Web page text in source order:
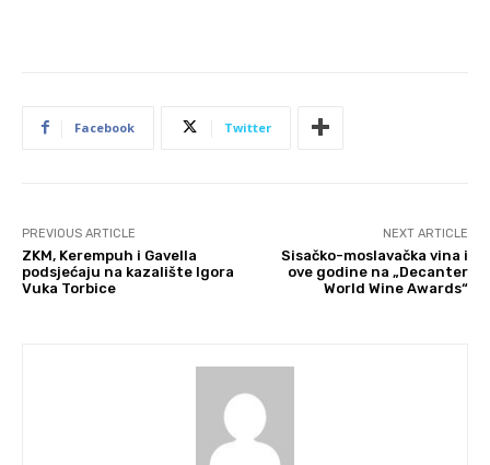
Facebook Twitter
PREVIOUS ARTICLE
ZKM, Kerempuh i Gavella
podsjećaju na kazalište Igora
Vuka Torbice
NEXT ARTICLE
Sisačko-moslavačka vina i
ove godine na „Decanter
World Wine Awards“